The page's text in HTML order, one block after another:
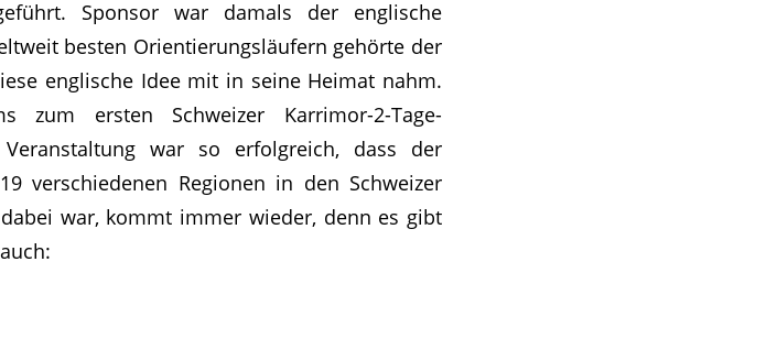
Sponsor war damals der englische
besten Orientierungsläufern gehörte der
englische Idee mit in seine Heimat nahm.
ersten Schweizer Karrimor-2-Tage-
war so erfolgreich, dass der
verschiedenen Regionen in den Schweizer
war, kommt immer wieder, denn es gibt